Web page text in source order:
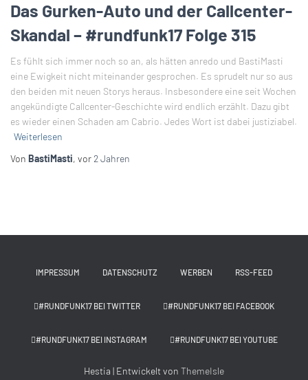
Das Gurken-Auto und der Callcenter-
Skandal – #rundfunk17 Folge 315
Es fühlt sich immer noch so an, als hätten anredo und BastiMasti
eine Ewigkeit nicht miteinander gesprochen. Es sprudelt nur so aus
den beiden mit neuen Storys heraus. Insbesondere eine seit Wochen
angekündigte Callcenter-Geschichte wird endlich erzählt. Dazu gibt
es wieder einen Schaden am Cabrio. Jedes Wort ist dabei justiziabel.
Weiterlesen
Von BastiMasti, vor 2 Jahren
IMPRESSUM DATENSCHUTZ WERBEN RSS-FEED
#RUNDFUNK17 BEI TWITTER #RUNDFUNK17 BEI FACEBOOK
#RUNDFUNK17 BEI INSTAGRAM #RUNDFUNK17 BEI YOUTUBE
Hestia | Entwickelt von ThemeIsle